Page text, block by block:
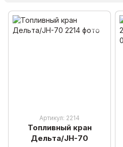
Артикул: 2214
Топливный кран
Дельта/JH-70